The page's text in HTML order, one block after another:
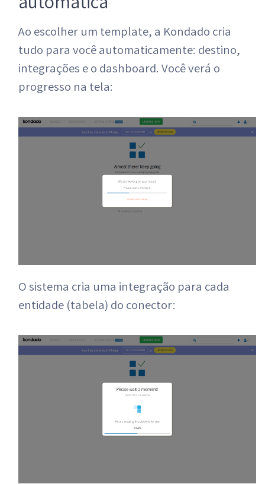
Ao escolher um template, a Kondado cria
tudo para você automaticamente: destino,
integrações e o dashboard. Você verá o
progresso na tela:
O sistema cria uma integração para cada
entidade (tabela) do conector: